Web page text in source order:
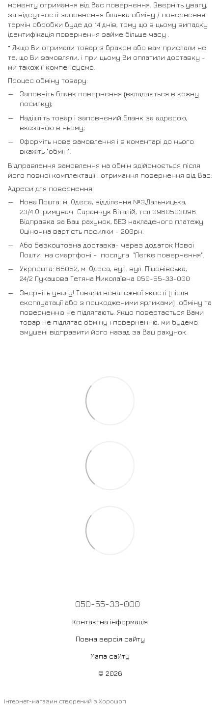
моменту отримання від Вас повернення. Зверніть увагу,
за відсутності заповнення бланка обміну / повернення
термін обробки буде до 14 днів, тому що в цьому випадку
ідентифікація повернення займе більше часу .
* Якщо Ви отримали товар з браком або вам прислали не
те, що Ви замовляли, і при цьому Ви оплатили доставку -
ми також її компенсуємо.
Процес обміну товару:
Заповніть бланк повернення (вкладається в кожну
посилку);
Надішліть товар і заповнений бланк за адресою,
вказаною в ньому;
Оформіть нове замовлення і в коментарі до нього
вкажіть "обмін".
Відправлення замовлення на обмін здійснюється після
його повної комплектації і отримання повернення від Вас.
Адреси для повернення:
Нова Пошта: м. Одеса, відділення №3,Дальницька,
23/4 Отримувач Саранчук Віталій, тел 0960503096.
Відправка за Ваш рахунок, БЕЗ накладеного платежу.
Оціночна вартість посилки - 200рн.
Або безкоштовна доставка- через додаток Нової
Пошти на смартфоні - послуга "Легке повернення".
Укрпошта: 65052, м. Одеса, вул. вул. Пішонівська,
24/2 Лукашова Тетяна Миколаївна 050-55-33-000
Зверніть увагу! Товари неналежної якості (після
експлуатації або з пошкодженими ярликами) обміну та
поверненню не підлягають. Якщо повертається Вами
товар не підлягає обміну і поверненню, ми будемо
змушені відправити його назад за Ваш рахунок.
050-55-33-000
Контактна інформація
Повна версія сайту
Мапа сайту
© 2026
Інтернет-магазин створений з Хорошоп